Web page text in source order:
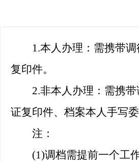
1.本人办理：需携带
复印件。
2.非本人办理：需携
证复印件、档案本人手写
注：
(1)调档需提前一个工